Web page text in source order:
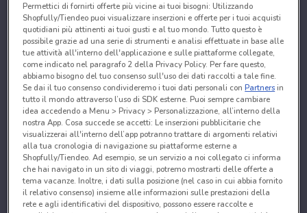
Permettici di fornirti offerte più vicine ai tuoi bisogni: Utilizzando
Shopfully/Tiendeo puoi visualizzare inserzioni e offerte per i tuoi acquisti
quotidiani più attinenti ai tuoi gusti e al tuo mondo. Tutto questo è
possibile grazie ad una serie di strumenti e analisi effettuate in base alle
tue attività all'interno dell'applicazione e sulle piattaforme collegate,
come indicato nel paragrafo 2 della Privacy Policy. Per fare questo,
abbiamo bisogno del tuo consenso sull'uso dei dati raccolti a tale fine.
Se dai il tuo consenso condivideremo i tuoi dati personali conPartnersin
tutto il mondo attraverso l’uso di SDK esterne. Puoi sempre cambiare
idea accedendo a Menu > Privacy > Personalizzazione, all’interno della
nostra App. Cosa succede se accetti: Le inserzioni pubblicitarie che
visualizzerai all'interno dell’app potranno trattare di argomenti relativi
alla tua cronologia di navigazione su piattaforme esterne a
Shopfully/Tiendeo. Ad esempio, se un servizio a noi collegato ci informa
che hai navigato in un sito di viaggi, potremo mostrarti delle offerte a
tema vacanze. Inoltre, i dati sulla posizione (nel caso in cui abbia fornito
il relativo consenso) insieme alle informazioni sulle prestazioni della
rete e agli identificativi del dispositivo, possono essere raccolte e